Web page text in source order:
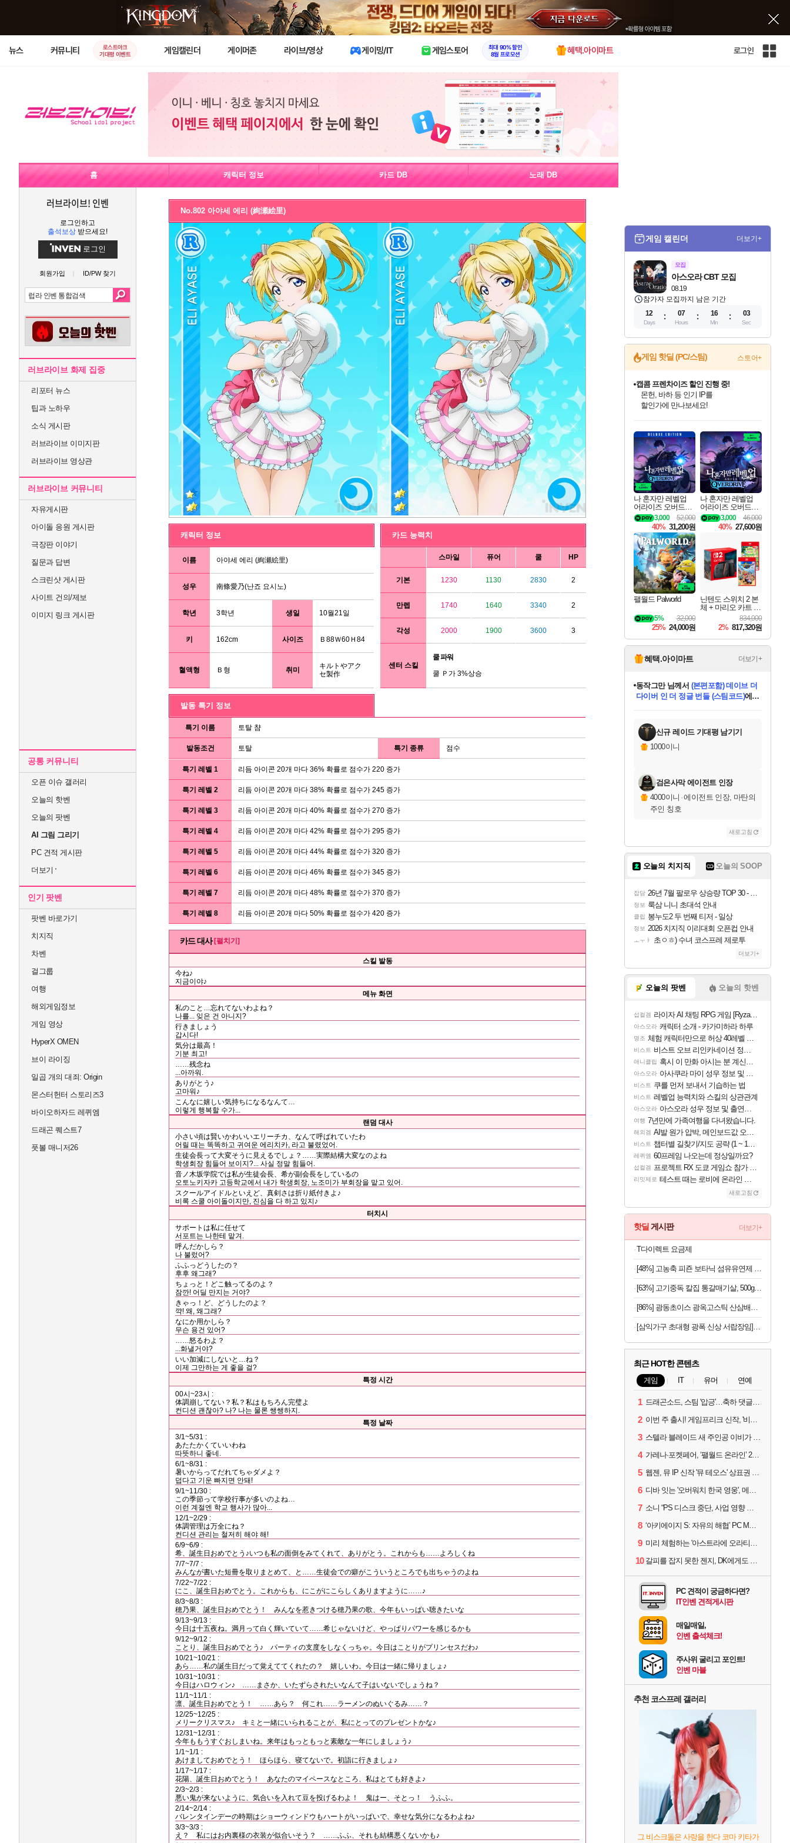
X
뉴스 커뮤니티
로스트아크
기대평 이벤트
게임캘린더 게이머존 라이브/영상 게이밍/IT 게임스토어
최대 90% 할인
8월 프로모션
혜택.아이마트 로그인
인
홈 캐릭터 정보 카드 DB 노래 DB
러브라이브! 인벤
로그인하고
출석보상 받으세요!
로그인
회원가입 ID/PW 찾기
러브라이브 화제 집중
리포터 뉴스
팁과 노하우
소식 게시판
러브라이브 이미지판
러브라이브 영상관
러브라이브 커뮤니티
자유게시판
아이돌 응원 게시판
극장판 이야기
질문과 답변
스크린샷 게시판
사이트 건의/제보
이미지 링크 게시판
공통 커뮤니티
오픈 이슈 갤러리
오늘의 핫벤
오늘의 팟벤
AI 그림 그리기
PC 견적 게시판
더보기
인기 팟벤
팟벤 바로가기
치지직
차벤
걸그룹
여행
해외게임정보
게임 영상
HyperX OMEN
브이 라이징
일곱 개의 대죄: Origin
몬스터헌터 스토리즈3
바이오하자드 레퀴엠
드래곤 퀘스트7
풋볼 매니저26
No.802 아야세 에리 (絢瀬絵里)
캐릭터 정보
이름 아야세 에리 (絢瀬絵里)
성우 南條愛乃(난죠 요시노)
학년 3학년 생일 10월21일
키 162cm 사이즈 Ｂ88Ｗ60Ｈ84
혈액형 Ｂ형 취미
キルトやアク
セ製作
카드 능력치
스마일 퓨어 쿨 HP
기본 1230 1130 2830 2
만렙 1740 1640 3340 2
각성 2000 1900 3600 3
센터 스킬
쿨 파워
쿨 Ｐ가 3%상승
발동 특기 정보
특기 이름 토탈 챰
발동조건 토탈 특기 종류 점수
특기 레벨 1 리듬 아이콘 20개 마다 36% 확률로 점수가 220 증가
특기 레벨 2 리듬 아이콘 20개 마다 38% 확률로 점수가 245 증가
특기 레벨 3 리듬 아이콘 20개 마다 40% 확률로 점수가 270 증가
특기 레벨 4 리듬 아이콘 20개 마다 42% 확률로 점수가 295 증가
특기 레벨 5 리듬 아이콘 20개 마다 44% 확률로 점수가 320 증가
특기 레벨 6 리듬 아이콘 20개 마다 46% 확률로 점수가 345 증가
특기 레벨 7 리듬 아이콘 20개 마다 48% 확률로 점수가 370 증가
특기 레벨 8 리듬 아이콘 20개 마다 50% 확률로 점수가 420 증가
카드 대사[펼치기]
스킬 발동
今ね♪
지금이야♪
메뉴 화면
私のこと…忘れてないわよね？
나를... 잊은 건 아니지?
行きましょう
갑시다!
気分は最高！
기분 최고!
……残念ね
...아까워.
ありがとう♪
고마워♪
こんなに嬉しい気持ちになるなんて…
이렇게 행복할 수가...
랜덤 대사
小さい頃は賢いかわいいエリーチカ、なんて呼ばれていたわ
어릴 때는 똑똑하고 귀여운 에리치카, 라고 불렸었어.
生徒会長って大変そうに見えるでしょ？……実際結構大変なのよね
학생회장 힘들어 보이지?... 사실 정말 힘들어.
音ノ木坂学院では私が生徒会長、希が副会長をしているの
오토노키자카 고등학교에서 내가 학생회장, 노조미가 부회장을 맡고 있어.
スクールアイドルといえど、真剣さは折り紙付きよ♪
비록 스쿨 아이돌이지만, 진심을 다 하고 있지♪
터치시
サポートは私に任せて
서포트는 나한테 맡겨.
呼んだかしら？
나 불렀어?
ふふっどうしたの？
후후 왜그래?
ちょっと！どこ触ってるのよ？
잠깐! 어딜 만지는 거야?
きゃっ！ど、どうしたのよ？
꺅! 왜, 왜그래?
なにか用かしら？
무슨 용건 있어?
……怒るわよ？
...화낼거야?
いい加減にしないと…ね？
이제 그만하는 게 좋을 걸?
특정 시간
00시~23시 :
体調崩してない？私？私はもちろん完璧よ
컨디션 괜찮아? 나? 나는 물론 쌩쌩하지.
특정 날짜
3/1~5/31 :
あたたかくていいわね
따뜻하니 좋네.
6/1~8/31 :
暑いからってだれてちゃダメよ？
덥다고 기운 빠지면 안돼!
9/1~11/30 :
この季節って学校行事が多いのよね…
이런 계절엔 학교 행사가 많아...
12/1~2/29 :
体調管理は万全にね？
컨디션 관리는 철저히 해야 해!
6/9~6/9 :
希、誕生日おめでとう♪いつも私の面倒をみてくれて、ありがとう。これからも……よろしくね
7/7~7/7 :
みんなが書いた短冊を取りまとめて、と……生徒会での癖がこういうところでも出ちゃうのよね
7/22~7/22 :
にこ、誕生日おめでとう。これからも、にこがにこらしくありますように……♪
8/3~8/3 :
穂乃果、誕生日おめでとう！ みんなを惹きつける穂乃果の歌、今年もいっぱい聴きたいな
9/13~9/13 :
今日は十五夜ね。満月って白く輝いていて……希じゃないけど、やっぱりパワーを感じるかも
9/12~9/12 :
ことり、誕生日おめでとう♪ パーティの支度をしなくっちゃ。今日はことりがプリンセスだわ♪
10/21~10/21 :
あら……私の誕生日だって覚えててくれたの？ 嬉しいわ。今日は一緒に帰りましょ♪
10/31~10/31 :
今日はハロウィン♪ ……まさか、いたずらされたいなんて子はいないでしょうね？
11/1~11/1 :
凛、誕生日おめでとう！ ……あら？ 何これ……ラーメンのぬいぐるみ……？
12/25~12/25 :
メリークリスマス♪ キミと一緒にいられることが、私にとってのプレゼントかな♪
12/31~12/31 :
今年ももうすぐおしまいね。来年はもっともっと素敵な一年にしましょう♪
1/1~1/1 :
あけましておめでとう！ ほらほら、寝てないで。初詣に行きましょ♪
1/17~1/17 :
花陽、誕生日おめでとう！ あなたのマイペースなところ、私はとても好きよ♪
2/3~2/3 :
悪い鬼が来ないように、気合いを入れて豆を投げるわよ！ 鬼はー、そとっ！ うふふ。
2/14~2/14 :
バレンタインデーの時期はショーウィンドウもハートがいっぱいで、幸せな気分になるわよね♪
3/3~3/3 :
え？ 私にはお内裏様の衣装が似合いそう？ ……ふふ、それも結構悪くないかも♪
게임 캘린더 더보기+
모집
08.19
아스오라 CBT 모집
참가자 모집까지 남은 기간
12
Days
07
Hours
16
Min
01
Sec
게임 핫딜 (PC/스팀) 스토어+
최대 90% 할인가를 만나보세요!
네이버혜택과 함께 만나보세요!
50%할인&추가 적립까지!
이니&베니 혜택까지!
네이버 혜택가와 함께 예약하세요!
할인&네이버혜택으로 만나보세요!
네이버페이 혜택과 만나보세요!
40주년 프로모션으로 만나보세요!
네이버 포인트 혜택까지!
캡콤 프렌차이즈 할인 진행 중!
몬헌, 바하 등 인기 IP를
할인가에 만나보세요!
일부 에디션 상시 할인!
혜택으로 예약 판매 중
편안하게 충전하세요
나 혼자만 레벨업
어라이즈 오버드라
이브 디럭스 에디션
Solo Leveling Arise
Overdrive Deluxe Edi
tion
52,000
3,000
40% 31,200원
나 혼자만 레벨업
어라이즈 오버드라
이브 Solo Leveling A
rise
46,000
3,000
40% 27,600원
팰월드 Palworld
32,000
5%
25% 24,000원
닌텐도 스위치 2 본
체 + 마리오 카트 월
드 + 포켓몬 포코피
아 번들
834,000
2% 817,320원
혜택.아이마트 더보기+
당첨되셨습니다.
당첨되셨습니다.
당첨되셨습니다.
동작그만님께서 (본편포함) 데이브 더
다이버 인 더 정글 번들 (스팀코드)에
에디션 (스팀코드)를 교환.
당첨되셨습니다.
당첨되셨습니다.
당첨되셨습니다.
당첨되셨습니다.
신규 레이드 기대평 남기기
1000이니
검은사막 에이전트 인장
4000이니 ·에이전트 인장, 마탄의
주인 칭호
새로고침
오늘의 치지직 오늘의 SOOP
잡담 26년 7월 팔로우 상승량 TOP 30 - 월간 치지직
정보 룩삼 니니 초대석 안내
클립 봉누도2 두 번째 티저 - 일상
정보 2026 치지직 이리대회 오픈컵 안내
ㅗㅜㅑ 초ㅇㅎ) 수녀 코스프레 제로투
더보기+
오늘의 팟벤 오늘의 핫벤
섭컬겜 라이자 AI 채팅 RPG 게임 [RyzaChat: AI] 공개
아스오라 캐릭터 소개 - 카가미하라 하루
명조 체험 캐릭터만으로 허상 40레벨 하이와티아 5분 컷!｜에이메스·린네·모니에 명함
비스트 비스트 오브 리인카네이션 정보/공략글 모음
애니클립 혹시 이 만화 아시는 분 계신가요
아스오라 아사쿠라 마이 성우 정보 및 주요 필모
비스트 쿠를 먼저 보내서 기습하는 법
비스트 레벨업 능력치와 스킬의 상관관계
아스오라 아스오라 성우 정보 및 출연작 모음
여행 7년만에 가족여행을 다녀왔습니다.
해외겜 AI발 원가 압박, 메인보드값 오르나
비스트 챕터별 길찾기/지도 공략 (1 ~ 12장)
레퀴엠 60프레임 나오는데 정상일까요?
섭컬겜 프로젝트 RX 도쿄 게임쇼 참가 결정
리밋제로 테스트 때는 로비에 온라인 기능이 있는데
새로고침
핫딜 게시판 더보기+
T다이렉트 요금제
[48%] 고농축 피죤 보타닉 섬유유연제 프리지아 자몽, 1.3L, 4개
[63%] 고기중독 칼집 통갈매기살, 500g, 2팩
[86%] 광동초이스 광옥고스틱 산삼배양근, 10g, 30포, 1개
[삼익가구 초대형 광폭 신상 서랍장임] 삼익가구 빅라지 1000 광폭 초대형 5단 서랍장
최근 HOT한 콘텐츠
게임 IT 유머 연예
1 드래곤소드, 스팀 '압긍'…축하 댓글 달고 게임 코드 받자!
2 이번 주 출시! 게임프리크 신작, '비스트 오브 리인카네이션'
3 스텔라 블레이드 새 주인공 이비가 부릅니다, 'Wanna be in LOVE' 뮤비 공개
4 가레나·포켓페어, ‘팰월드 온라인’ 2026년 출시 예고
5 웹젠, 뮤 IP 신작 '뮤 테오스' 상표권 출원
6 디바 잇는 '오버워치 한국 영웅', 메카 파일럿 디몬 나온다
7 소니 “PS 디스크 중단, 사업 영향 없다”
8 ‘아키에이지 S: 자유의 해협’ PC MMORPG로 개발한다
9 미리 체험하는 '아스트라에 오라티오'...NC, 8/19부터 CBT 참가자 모집
10 갈피를 잡지 못한 젠지, DK에게도 0:2 패배
PC 견적이 궁금하다면?
IT인벤 견적게시판
매일매일,
인벤 출석체크!
주사위 굴리고 포인트!
인벤 마블
추천 코스프레 갤러리
그 비스크돌은 사랑을 한다 코마 키타가